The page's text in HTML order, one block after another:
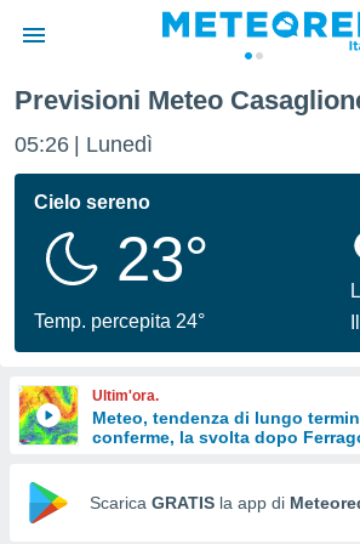
di
per
le
di
Web
Previsioni Meteo
05:26 Lunedì
Cielo sereno
23°
Temp. percepita 24°
Ultim'ora.
Meteo, tendenza di lungo
conferme, la svolta dopo
Scarica GRATIS la app di